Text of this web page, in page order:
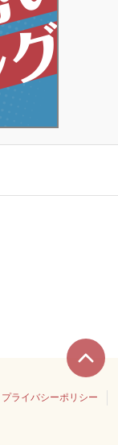
プライバシーポリシー